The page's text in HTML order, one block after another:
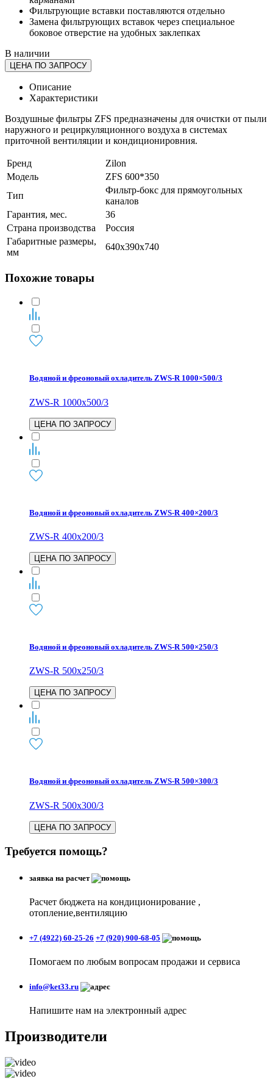
Фильтрующие вставки поставляются отдельно
Замена фильтрующих вставок через специальное
боковое отверстие на удобных заклепках
В наличии
ЦЕНА ПО ЗАПРОСУ
Описание
Характеристики
Воздушные фильтры ZFS предназначены для очистки от пыли
наружного и рециркуляционного воздуха в системах
приточной вентиляции и кондиционировния.
Бренд
Zilon
Модель
ZFS 600*350
Тип
Фильтр-бокс для прямоугольных
каналов
Гарантия, мес.
36
Страна производства
Россия
Габаритные размеры,
мм
640x390x740
Похожие товары
Водяной и фреоновый охладитель ZWS-R 1000×500/3
ZWS-R 1000x500/3
ЦЕНА ПО ЗАПРОСУ
Водяной и фреоновый охладитель ZWS-R 400×200/3
ZWS-R 400x200/3
ЦЕНА ПО ЗАПРОСУ
Водяной и фреоновый охладитель ZWS-R 500×250/3
ZWS-R 500x250/3
ЦЕНА ПО ЗАПРОСУ
Водяной и фреоновый охладитель ZWS-R 500×300/3
ZWS-R 500x300/3
ЦЕНА ПО ЗАПРОСУ
Требуется помощь?
заявка на расчет
Расчет бюджета на кондиционирование ,
отопление,вентиляцию
+7 (4922) 60-25-26 +7 (920) 900-68-05
Помогаем по любым вопросам продажи и сервиса
info@ket33.ru
Напишите нам на электронный адрес
Производители